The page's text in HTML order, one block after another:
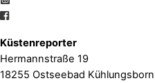
Küstenreporter
Hermannstraße 19
18255 Ostseebad Kühlungsborn